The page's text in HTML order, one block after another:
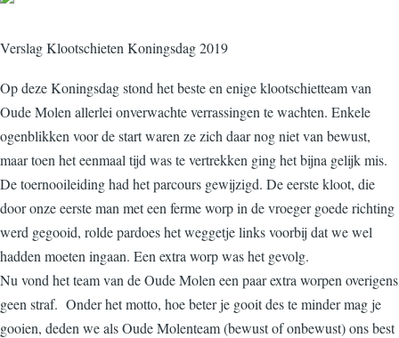
Verslag Klootschieten Koningsdag 2019
Op deze Koningsdag stond het beste en enige klootschietteam van
Oude Molen allerlei onverwachte verrassingen te wachten. Enkele
ogenblikken voor de start waren ze zich daar nog niet van bewust,
maar toen het eenmaal tijd was te vertrekken ging het bijna gelijk mis.
De toernooileiding had het parcours gewijzigd. De eerste kloot, die
door onze eerste man met een ferme worp in de vroeger goede richting
werd gegooid, rolde pardoes het weggetje links voorbij dat we wel
hadden moeten ingaan. Een extra worp was het gevolg.
Nu vond het team van de Oude Molen een paar extra worpen overigens
geen straf. Onder het motto, hoe beter je gooit des te minder mag je
gooien, deden we als Oude Molenteam (bewust of onbewust) ons best